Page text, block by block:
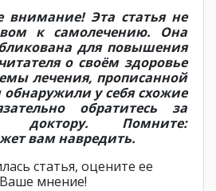
Эта статья не
к самолечению. Она
для повышения
о своём здоровье
лечения, прописанной
у себя схожие
обратитесь за
Помните:
вам навредить.
статья, оцените ее
мнение!